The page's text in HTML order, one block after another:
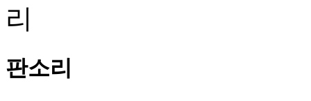
판소리